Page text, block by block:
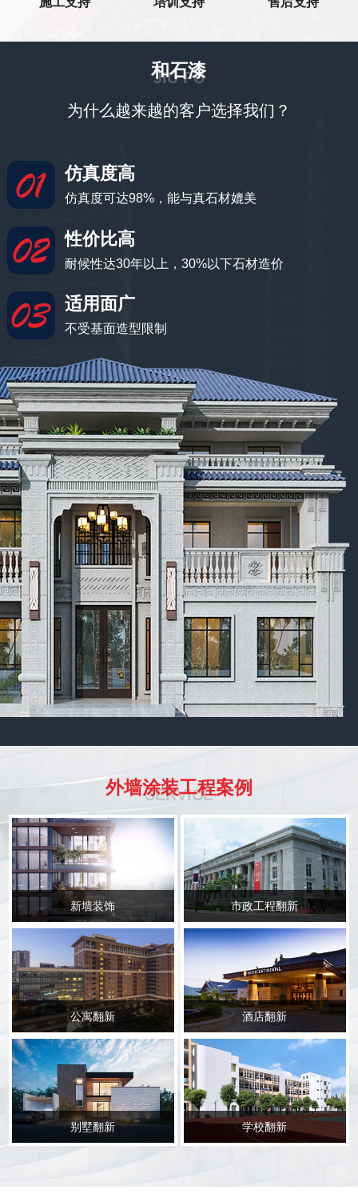
JIU PU
和石漆
为什么越来越的客户选择我们？
仿真度高
仿真度可达98%，能与真石材媲美
性价比高
耐候性达30年以上，30%以下石材造价
适用面广
不受基面造型限制
SERVICE
外墙涂装工程案例
新墙装饰 市政工程翻新
公寓翻新 酒店翻新
别墅翻新 学校翻新